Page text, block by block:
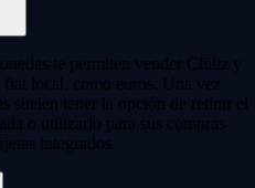
te permiten vender Chiliz y
local, como euros. Una vez
suelen tener la opción de retirar el
o utilizarlo para sus compras
integrados.